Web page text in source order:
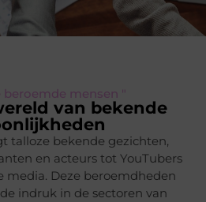
beroemde mensen "
van bekende
talloze bekende gezichten,
en acteurs tot YouTubers
media. Deze beroemdheden
indruk in de sectoren van